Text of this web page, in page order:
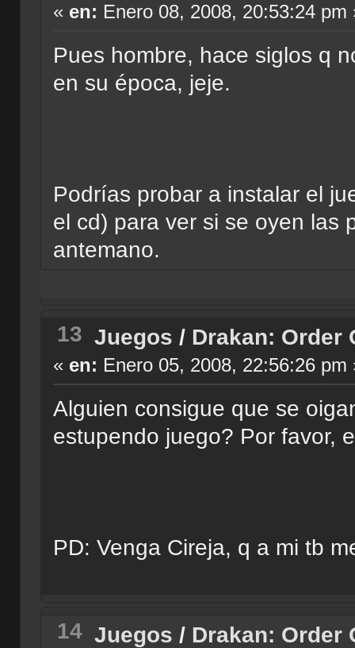
« en: Enero 08, 2008, 20:53:24 pm
Pues hombre, hace siglos q
en su época, jeje.
Podrías probar a instalar el
el cd) para ver si se oyen las
antemano.
13 Juegos / Drakan: Order
« en: Enero 05, 2008, 22:56:26 pm
Alguien consigue que se
estupendo juego? Por favor,
PD: Venga Cireja, q a mi tb
14 Juegos / Drakan: Order